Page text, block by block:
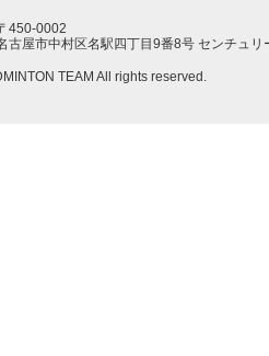
450-0002
古屋市中村区名駅四丁目9番8号 センチュリ
TEAM All rights reserved.